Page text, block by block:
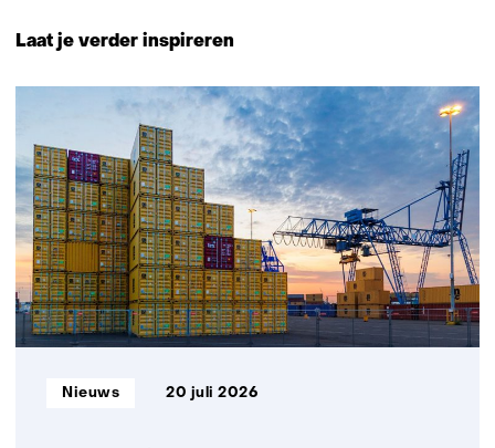
Laat je verder inspireren
701
resultaten,
getoond
6
t/m
10
Informatietype:
Nieuws 20 juli 2026